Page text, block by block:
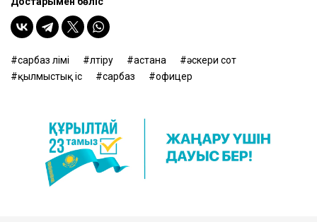
сарбаз өлімі өлтіру астана
әскери сот
қылмыстық іс
сарбаз офицер